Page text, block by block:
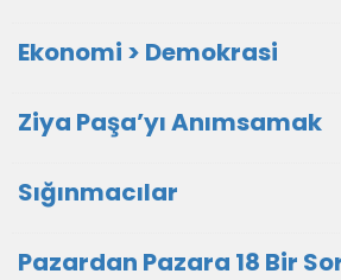
Ekonomi > Demokrasi
Ziya Paşa’yı Anımsamak
Sığınmacılar
Pazardan Pazara 18 Bir